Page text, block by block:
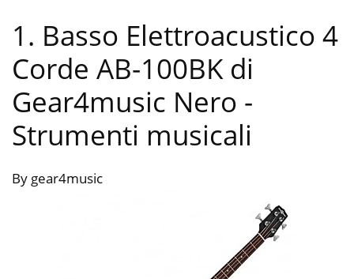
1. Basso Elettroacustico 4
Corde AB-100BK di
Gear4music Nero -
Strumenti musicali
By gear4music